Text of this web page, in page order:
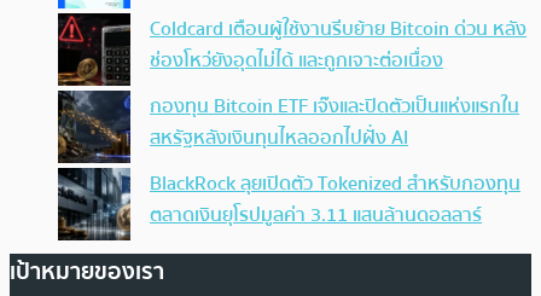
Coldcard เตือนผู้ใช้งานรีบย้าย Bitcoin ด่วน หลัง
ช่องโหว่ยังอุดไม่ได้ และถูกเจาะต่อเนื่อง
กองทุน Bitcoin ETF เจ๊งและปิดตัวเป็นแห่งแรกใน
สหรัฐหลังเงินทุนไหลออกไปฝั่ง AI
BlackRock ลุยเปิดตัว Tokenized สำหรับกองทุน
ตลาดเงินยุโรปมูลค่า 3.11 แสนล้านดอลลาร์
เป้าหมายของเรา